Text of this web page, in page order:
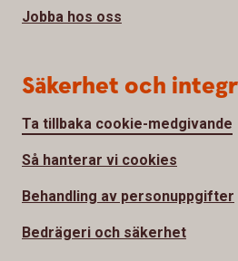
Jobba hos oss
Säkerhet och
Ta tillbaka cookie-medgivande
Så hanterar vi cookies
Behandling av personuppgifter
Bedrägeri och säkerhet